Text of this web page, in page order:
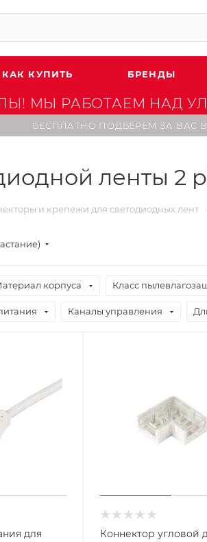
КАК КУПИТЬ БРЕНДЫ
МЫ РАБОТАЕМ НАД
БЕСПЛАТНО ПОДБЕРЕМ ЗА ВАС
ленты 2
и крепежи для светодиодных лент
корпуса Класс
Каналы управления
для
Коннектор угловой